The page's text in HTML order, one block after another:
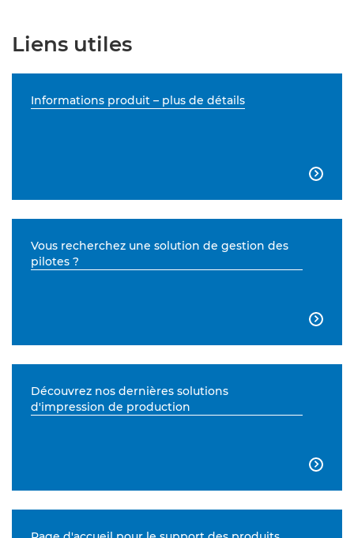
Liens utiles
Informations produit – plus de détails

Vous recherchez une solution de gestion des
pilotes ?

Découvrez nos dernières solutions
d'impression de production
